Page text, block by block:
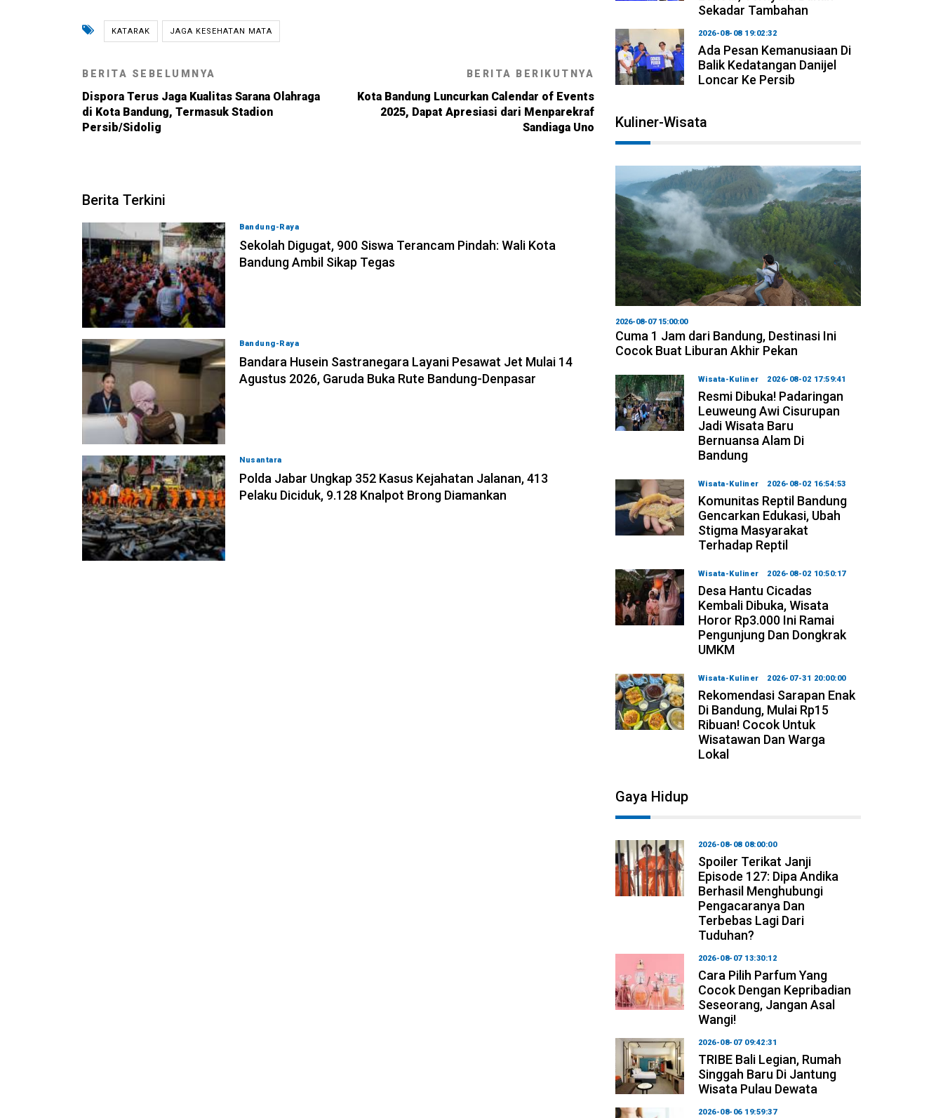
KATARAK JAGA KESEHATAN MATA
BERITA SEBELUMNYA
Dispora Terus Jaga Kualitas Sarana Olahraga
di Kota Bandung, Termasuk Stadion
Persib/Sidolig
BERITA BERIKUTNYA
Kota Bandung Luncurkan Calendar of Events
2025, Dapat Apresiasi dari Menparekraf
Sandiaga Uno
Berita Terkini
Bandung-Raya
Sekolah Digugat, 900 Siswa Terancam Pindah: Wali Kota
Bandung Ambil Sikap Tegas
Bandung-Raya
Bandara Husein Sastranegara Layani Pesawat Jet Mulai 14
Agustus 2026, Garuda Buka Rute Bandung-Denpasar
Nusantara
Polda Jabar Ungkap 352 Kasus Kejahatan Jalanan, 413
Pelaku Diciduk, 9.128 Knalpot Brong Diamankan
Sekadar Tambahan
2026-08-08 19:02:32
Ada Pesan Kemanusiaan Di
Balik Kedatangan Danijel
Loncar Ke Persib
Kuliner-Wisata
2026-08-07 15:00:00
Cuma 1 Jam dari Bandung, Destinasi Ini
Cocok Buat Liburan Akhir Pekan
Wisata-Kuliner 2026-08-02 17:59:41
Resmi Dibuka! Padaringan
Leuweung Awi Cisurupan
Jadi Wisata Baru
Bernuansa Alam Di
Bandung
Wisata-Kuliner 2026-08-02 16:54:53
Komunitas Reptil Bandung
Gencarkan Edukasi, Ubah
Stigma Masyarakat
Terhadap Reptil
Wisata-Kuliner 2026-08-02 10:50:17
Desa Hantu Cicadas
Kembali Dibuka, Wisata
Horor Rp3.000 Ini Ramai
Pengunjung Dan Dongkrak
UMKM
Wisata-Kuliner 2026-07-31 20:00:00
Rekomendasi Sarapan Enak
Di Bandung, Mulai Rp15
Ribuan! Cocok Untuk
Wisatawan Dan Warga
Lokal
Gaya Hidup
2026-08-08 08:00:00
Spoiler Terikat Janji
Episode 127: Dipa Andika
Berhasil Menghubungi
Pengacaranya Dan
Terbebas Lagi Dari
Tuduhan?
2026-08-07 13:30:12
Cara Pilih Parfum Yang
Cocok Dengan Kepribadian
Seseorang, Jangan Asal
Wangi!
2026-08-07 09:42:31
TRIBE Bali Legian, Rumah
Singgah Baru Di Jantung
Wisata Pulau Dewata
2026-08-06 19:59:37